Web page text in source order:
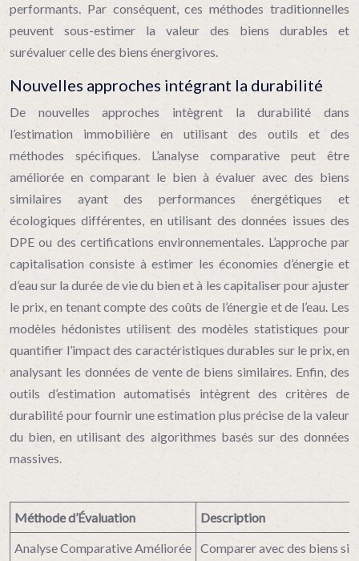
performants. Par conséquent, ces méthodes traditionnelles
peuvent sous-estimer la valeur des biens durables et
surévaluer celle des biens énergivores.
Nouvelles approches intégrant la durabilité
De nouvelles approches intègrent la durabilité dans
l’estimation immobilière en utilisant des outils et des
méthodes spécifiques. L’analyse comparative peut être
améliorée en comparant le bien à évaluer avec des biens
similaires ayant des performances énergétiques et
écologiques différentes, en utilisant des données issues des
DPE ou des certifications environnementales. L’approche par
capitalisation consiste à estimer les économies d’énergie et
d’eau sur la durée de vie du bien et à les capitaliser pour ajuster
le prix, en tenant compte des coûts de l’énergie et de l’eau. Les
modèles hédonistes utilisent des modèles statistiques pour
quantifier l’impact des caractéristiques durables sur le prix, en
analysant les données de vente de biens similaires. Enfin, des
outils d’estimation automatisés intègrent des critères de
durabilité pour fournir une estimation plus précise de la valeur
du bien, en utilisant des algorithmes basés sur des données
massives.
Méthode d’Évaluation
Description
Analyse Comparative Améliorée Comparer avec des biens